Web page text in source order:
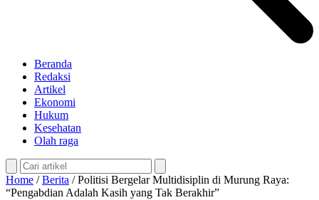
Beranda
Redaksi
Artikel
Ekonomi
Hukum
Kesehatan
Olah raga
Home /Berita /Politisi Bergelar Multidisiplin di Murung Raya:
“Pengabdian Adalah Kasih yang Tak Berakhir”